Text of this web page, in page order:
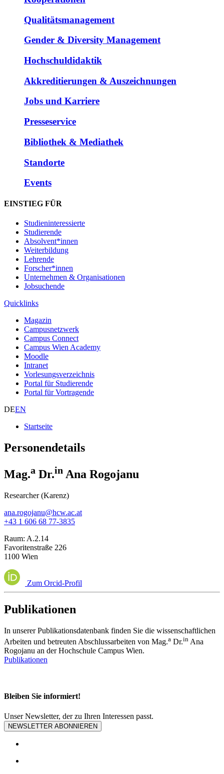
Qualitätsmanagement
Gender & Diversity Management
Hochschuldidaktik
Akkreditierungen & Auszeichnungen
Jobs und Karriere
Presseservice
Bibliothek & Mediathek
Standorte
Events
EINSTIEG FÜR
Studieninteressierte
Studierende
Absolvent*innen
Weiterbildung
Lehrende
Forscher*innen
Unternehmen & Organisationen
Jobsuchende
Quicklinks
Magazin
Campusnetzwerk
Campus Connect
Campus Wien Academy
Moodle
Intranet
Vorlesungsverzeichnis
Portal für Studierende
Portal für Vortragende
DEEN
Startseite
Personendetails
Mag.a Dr.in Ana Rogojanu
Researcher (Karenz)
ana.rogojanu@hcw.ac.at
+43 1 606 68 77-3835
Raum: A.2.14
Favoritenstraße 226
1100 Wien
Zum Orcid-Profil
Publikationen
In unserer Publikationsdatenbank finden Sie die wissenschaftlichen
Arbeiten und betreuten Abschlussarbeiten von Mag.a Dr.in Ana
Rogojanu an der Hochschule Campus Wien.
Publikationen
Bleiben Sie informiert!
Unser Newsletter, der zu Ihren Interessen passt.
NEWSLETTER ABONNIEREN